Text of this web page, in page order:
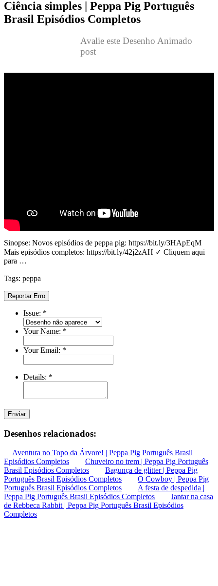
Ciência simples | Peppa Pig Português
Brasil Episódios Completos
Avalie este Desenho Animado
post
Sinopse: Novos episódios de peppa pig: https://bit.ly/3HApEqM
Mais episódios completos: https://bit.ly/42j2zAH ✓ Cliquem aqui
para …
Tags: peppa
Reportar Erro
Issue: *
Your Name: *
Your Email: *
Details: *
Enviar
Desenhos relacionados:
Aventura no Topo da Árvore! | Peppa Pig Português Brasil
Episódios Completos
Chuveiro no trem | Peppa Pig Português
Brasil Episódios Completos
Bagunça de glitter | Peppa Pig
Português Brasil Episódios Completos
O Cowboy | Peppa Pig
Português Brasil Episódios Completos
A festa de despedida |
Peppa Pig Português Brasil Episódios Completos
Jantar na casa
de Rebbeca Rabbit | Peppa Pig Português Brasil Episódios
Completos